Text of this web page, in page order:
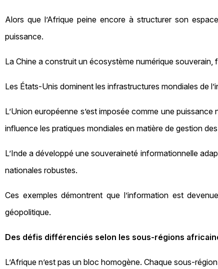
Alors que l’Afrique peine encore à structurer son
puissance.
La Chine a construit un écosystème numérique
Les États‑Unis dominent les infrastructures mondiales de
L’Union européenne s’est imposée comme une
influence les pratiques mondiales en matière de gestion
L’Inde a développé une souveraineté informationnelle
nationales robustes.
Ces exemples démontrent que l’information est
géopolitique.
Des défis différenciés selon les sous‑régions
L’Afrique n’est pas un bloc homogène. Chaque